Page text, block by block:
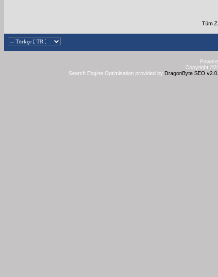
Tüm
Copyright
Search Engine Optimisation provided by DragonByte SEO